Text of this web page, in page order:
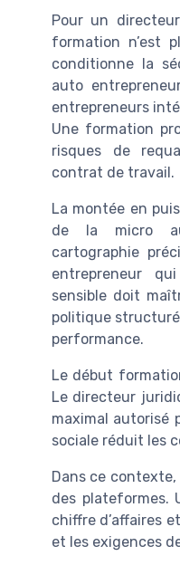
Pour un
formation n’est
conditionne la
auto
entrepreneurs
Une formation
risques de
contrat de travail.
La montée en
de la micro
cartographie
entrepreneur
sensible doit
politique
performance.
Le début
Le directeur
maximal autorisé
sociale réduit les
Dans ce
des plateformes.
chiffre d’affaires
et les exigences